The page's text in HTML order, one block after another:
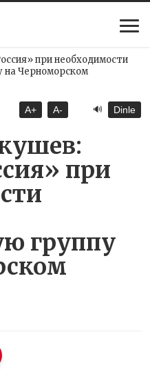
A+ A- 🔊 Dinle
при
группу